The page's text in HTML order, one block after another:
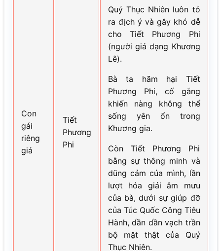
Con
gái
riêng
giả
Tiết
Phương
Phi
Quý Thục Nhiên luôn tỏ
ra địch ý và gây khó dễ
cho Tiết Phương Phi
(người giả dạng Khương
Lê).
Bà ta hãm hại Tiết
Phương Phi, cố gắng
khiến nàng không thể
sống yên ổn trong
Khương gia.
Còn Tiết Phương Phi
bằng sự thông minh và
dũng cảm của mình, lần
lượt hóa giải âm mưu
của bà, dưới sự giúp đỡ
của Túc Quốc Công Tiêu
Hành, dần dần vạch trần
bộ mặt thật của Quý
Thục Nhiên.